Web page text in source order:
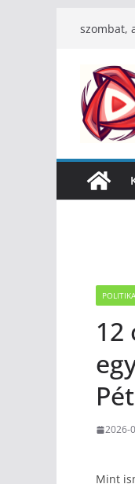
szombat,
POLITIKA
12
2026-
Mint